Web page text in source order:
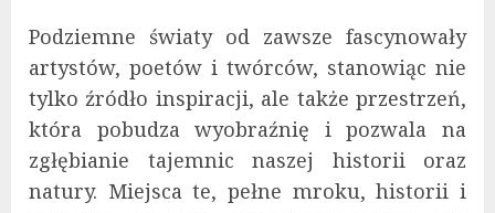
Podziemne światy od zawsze fascynowały
artystów, poetów i twórców, stanowiąc nie
tylko źródło inspiracji, ale także przestrzeń,
która pobudza wyobraźnię i pozwala na
zgłębianie tajemnic naszej historii oraz
natury. Miejsca te, pełne mroku, historii i